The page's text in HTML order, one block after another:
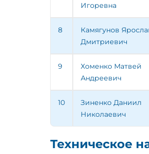
Игоревна
8
Камягунов
Дмитриевич
9
Хоменко Матвей
Андреевич
10
Зиненко Даниил
Николаевич
Техническое